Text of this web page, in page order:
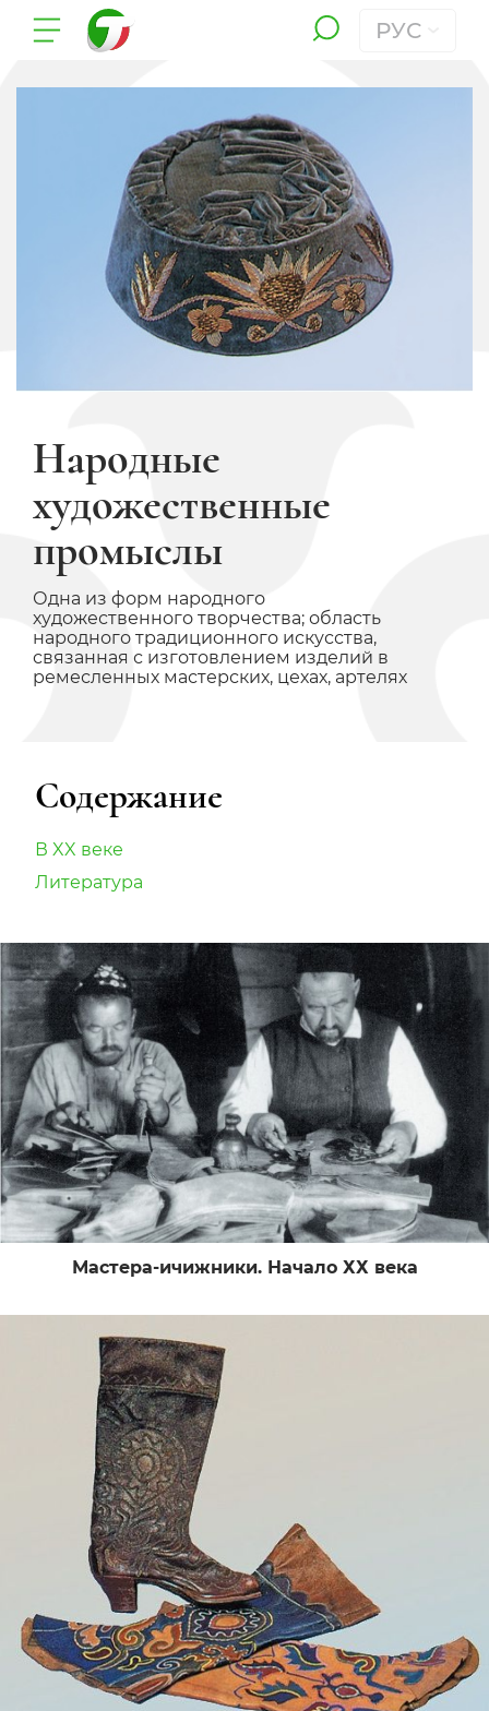
РУС
Народные
художественные
промыслы
Одна из форм народного
художественного творчества; область
народного традиционного искусства,
связанная с изготовлением изделий в
ремесленных мастерских, цехах, артелях
Содержание
В XX веке
Литература
Мастера-ичижники. Начало ХХ века